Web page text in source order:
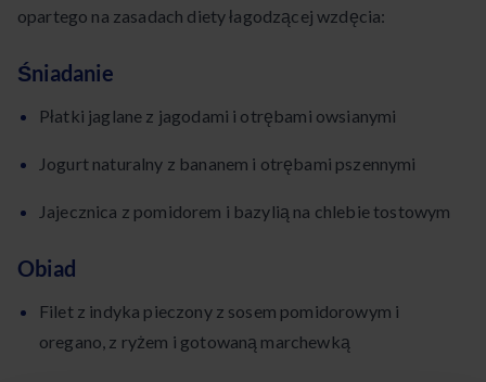
opartego na zasadach diety łagodzącej wzdęcia:
Śniadanie
Płatki jaglane z jagodami i otrębami owsianymi
Jogurt naturalny z bananem i otrębami pszennymi
Jajecznica z pomidorem i bazylią na chlebie tostowym
Obiad
Filet z indyka pieczony z sosem pomidorowym i
oregano, z ryżem i gotowaną marchewką